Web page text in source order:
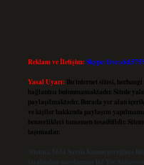
Reklam ve İletişim:Skype:
Yasal Uyarı: Bu internet sitesi,
bağlantısı bulunmamaktadır. Sitede
paylaşılmaktadır. Burada yer alan
ve kişiler hakkında paylaşım
benzerlikleri tamamen tesadüfidir.
taşımazlar.
Sitemiz, 5651 Sayılı Kanun gereğince
tarafından onaylanmış bir Yer